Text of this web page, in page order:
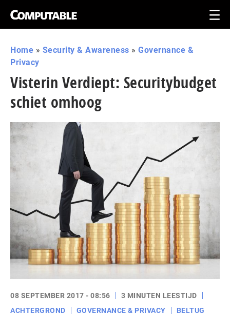
Home » Security & Awareness » Governance &
Privacy
Visterin Verdiept: Securitybudget
schiet omhoog
08 SEPTEMBER 2017 - 08:56
3 MINUTEN LEESTIJD
ACHTERGROND
GOVERNANCE & PRIVACY BELTUG